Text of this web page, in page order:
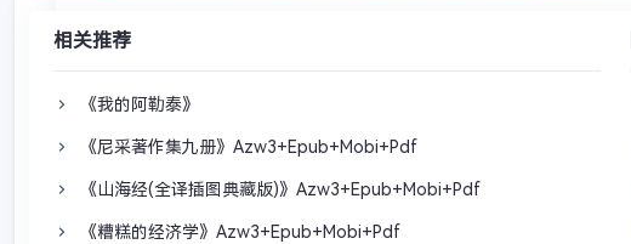
相关推荐
《我的阿勒泰》
《尼采著作集九册》Azw3+Epub+Mobi+Pdf
《山海经(全译插图典藏版)》Azw3+Epub+Mobi+Pdf
《糟糕的经济学》Azw3+Epub+Mobi+Pdf